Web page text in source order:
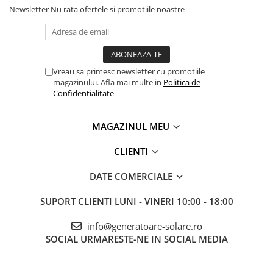
bulk
absorbtie
float
Include compensare automata cu temperatura pentru protejarea
Conectivitate si integrare
Port comunicatie: VE.Direct
Bluetooth: optional (prin modul separat)
Specificatii esentiale
Putere nominala PV: 145W (12V) / 290W (24V)
Dimensiuni: 100 x 113 x 40 mm
Protectii: polaritate inversa, scurtcircuit, temperatura,
Este alegerea potrivita pentru sisteme solare compacte unde vrei
eficienta MPPT si fiabilitate, fara a trece la modele de putere mai
Newsletter Nu rata ofertele si promotiile noastre
Vreau sa primesc newsletter cu promotiile
magazinului. Afla mai multe in Politica de
Confidentialitate
MAGAZINUL MEU
CLIENTI
DATE COMERCIALE
SUPORT CLIENTI LUNI - VINERI 10:00 - 18:00
info@generatoare-solare.ro
SOCIAL URMARESTE-NE IN SOCIAL MEDIA